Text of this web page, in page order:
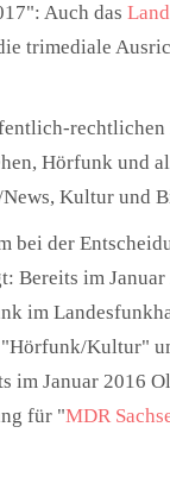
Auch das
trimediale
Hörfunk und
Kultur und
bei der
Bereits im
im
Kultur"
im Januar 2016
für "MDR